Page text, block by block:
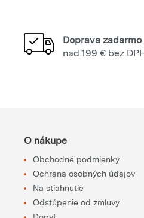
Doprava zadarmo
nad 199 € bez
O nákupe
Obchodné podmienky
Ochrana osobných údajov
Na stiahnutie
Odstúpenie od zmluvy